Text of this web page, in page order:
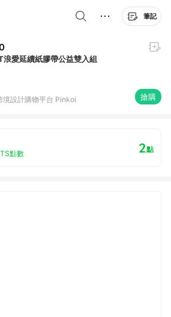
筆記
浪愛延續紙膠帶公益雙入組
境設計購物平台 Pinkoi 搶購
點數 2點